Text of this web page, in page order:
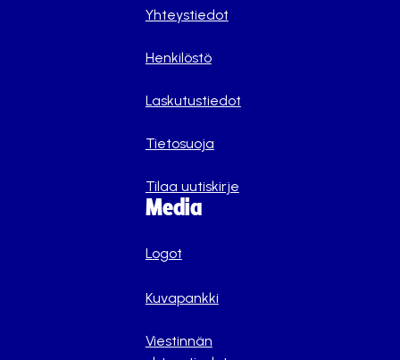
Yhteystiedot
Henkilöstö
Laskutustiedot
Tietosuoja
Tilaa uutiskirje
Media
Logot
Kuvapankki
Viestinnän